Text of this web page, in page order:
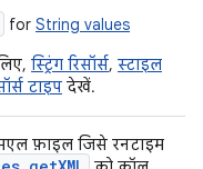
for String values
स्ट्रिंग रिसॉर्स, स्टाइल
टाइप देखें.
फ़ाइल जिसे रनटाइम